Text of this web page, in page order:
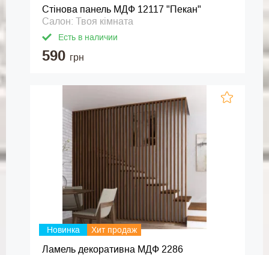
Стінова панель МДФ 12117 "Пекан"
Салон: Твоя кімната
Есть в наличии
590 грн
Новинка Хит продаж
Ламель декоративна МДФ 2286